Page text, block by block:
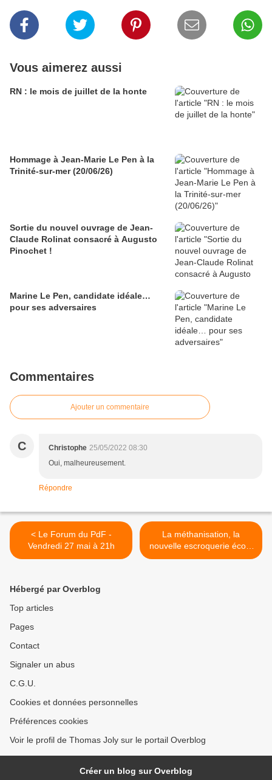
Vous aimerez aussi
RN : le mois de juillet de la honte
Hommage à Jean-Marie Le Pen à la
Trinité-sur-mer (20/06/26)
Sortie du nouvel ouvrage de Jean-
Claude Rolinat consacré à Augusto
Pinochet !
Marine Le Pen, candidate idéale…
pour ses adversaires
Commentaires
Ajouter un commentaire
C Christophe 25/05/2022 08:30
Oui, malheureusement.
Répondre
< Le Forum du PdF -
Vendredi 27 mai à 21h
La méthanisation, la
nouvelle escroquerie écolo
>
Hébergé par Overblog
Top articles
Pages
Contact
Signaler un abus
C.G.U.
Cookies et données personnelles
Préférences cookies
Voir le profil de Thomas Joly sur le portail Overblog
Créer un blog sur Overblog